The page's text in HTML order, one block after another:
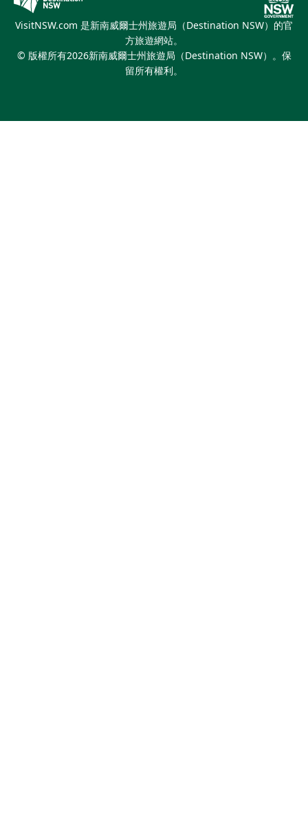
繽紛雪梨燈光音樂節
VisitNSW.com 是新南威爾士州旅遊局（Destination NSW）的官
方旅遊網站。
© 版權所有2026新南威爾士州旅遊局（Destination NSW）。保
留所有權利。